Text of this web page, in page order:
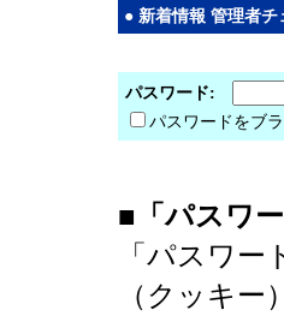
● 新着情報 管理者チ
パスワード:
パスワードをブ
■「パスワ
「パスワ
（クッキ